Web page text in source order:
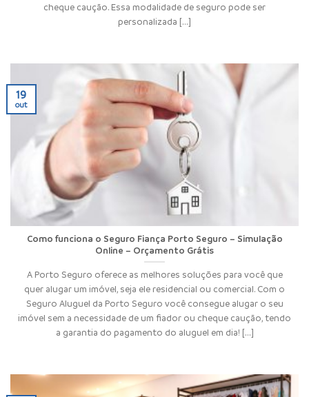
cheque caução. Essa modalidade de seguro pode ser
personalizada [...]
Como funciona o Seguro Fiança Porto Seguro – Simulação
Online – Orçamento Grátis
A Porto Seguro oferece as melhores soluções para você que
quer alugar um imóvel, seja ele residencial ou comercial. Com o
Seguro Aluguel da Porto Seguro você consegue alugar o seu
imóvel sem a necessidade de um fiador ou cheque caução, tendo
a garantia do pagamento do aluguel em dia! [...]
19
out